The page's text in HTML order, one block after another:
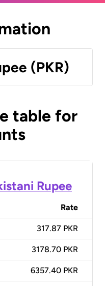
(PKR)
table for
Rupee
Rate
317.87 PKR
3178.70 PKR
6357.40 PKR